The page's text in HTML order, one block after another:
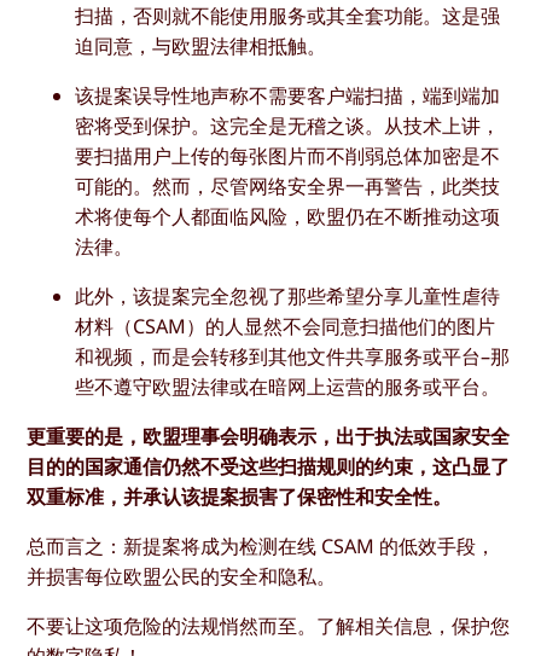
扫描，否则就不能使用服务或其全套功能。这是强
迫同意，与欧盟法律相抵触。
该提案误导性地声称不需要客户端扫描，端到端加
密将受到保护。这完全是无稽之谈。从技术上讲，
要扫描用户上传的每张图片而不削弱总体加密是不
可能的。然而，尽管网络安全界一再警告，此类技
术将使每个人都面临风险，欧盟仍在不断推动这项
法律。
此外，该提案完全忽视了那些希望分享儿童性虐待
材料（CSAM）的人显然不会同意扫描他们的图片
和视频，而是会转移到其他文件共享服务或平台–那
些不遵守欧盟法律或在暗网上运营的服务或平台。
更重要的是，欧盟理事会明确表示，出于执法或国家安全
目的的国家通信仍然不受这些扫描规则的约束，这凸显了
双重标准，并承认该提案损害了保密性和安全性。
总而言之：新提案将成为检测在线 CSAM 的低效手段，
并损害每位欧盟公民的安全和隐私。
不要让这项危险的法规悄然而至。了解相关信息，保护您